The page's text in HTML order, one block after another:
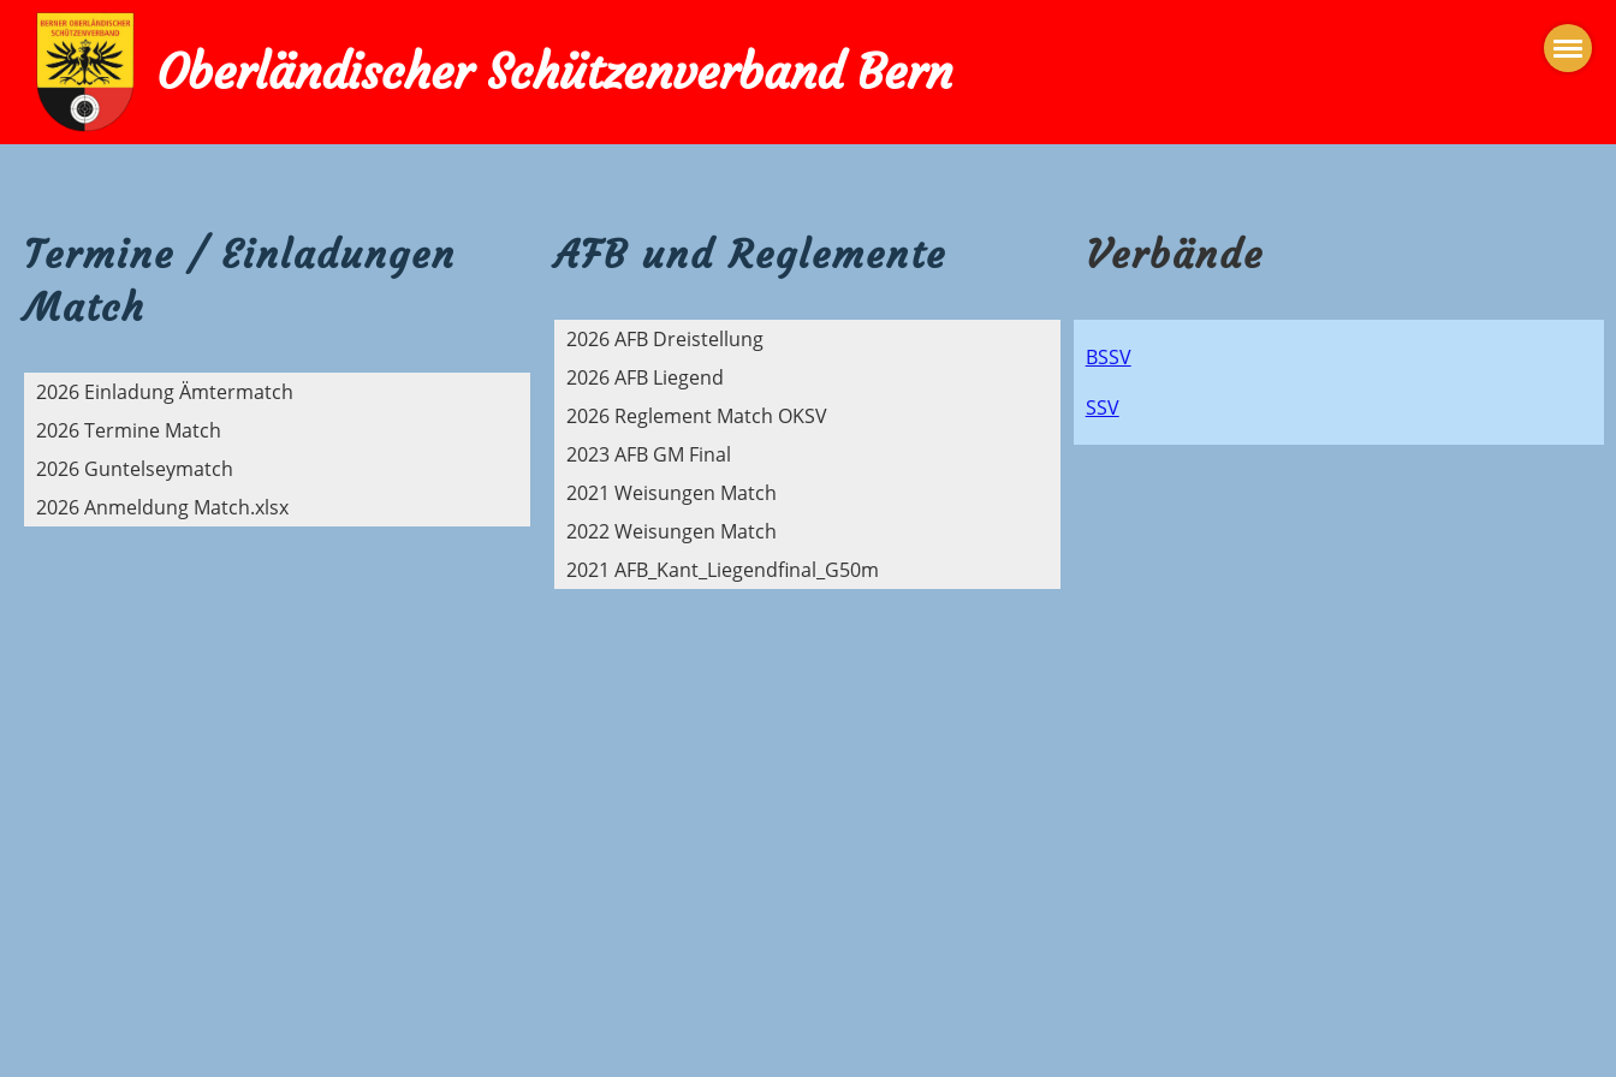
Oberländischer Schützenverband Bern
Termine / Einladungen
Match
2026 Einladung Ämtermatch
2026 Termine Match
2026 Guntelseymatch
2026 Anmeldung Match.xlsx
AFB und Reglemente
2026 AFB Dreistellung
2026 AFB Liegend
2026 Reglement Match OKSV
2023 AFB GM Final
2021 Weisungen Match
2022 Weisungen Match
2021 AFB_Kant_Liegendfinal_G50m
Verbände
BSSV
SSV